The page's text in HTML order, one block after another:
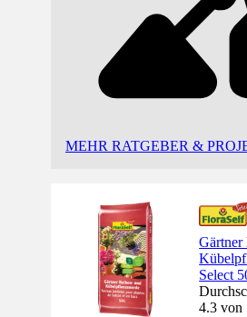
MEHR RATGEBER &
Gärtner
Select
4.3 von